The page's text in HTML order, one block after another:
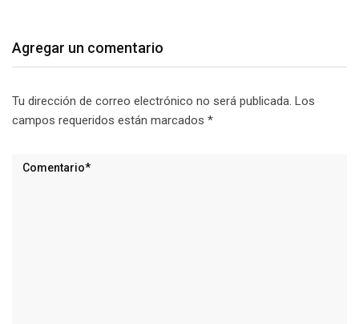
Agregar un comentario
Tu dirección de correo electrónico no será publicada. Los
campos requeridos están marcados *